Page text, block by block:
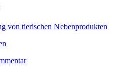
von tierischen Nebenprodukten